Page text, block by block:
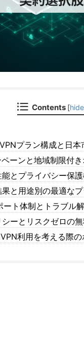
Contents [hide
プラン構成と日本
ーンと地域制限付
とプライバシー保
と用途別の最適な
ト体制とトラブル
ーとリスクゼロの
利用を考える際の